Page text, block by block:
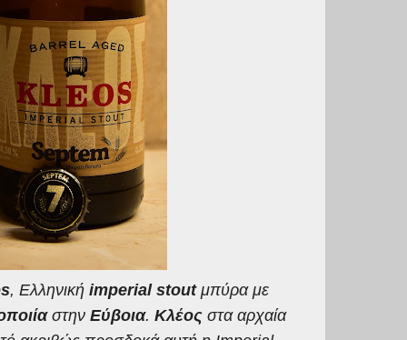
, Ελληνική imperial stoutμπύρα με
στην Εύβοια. Κλέος στα αρχαία